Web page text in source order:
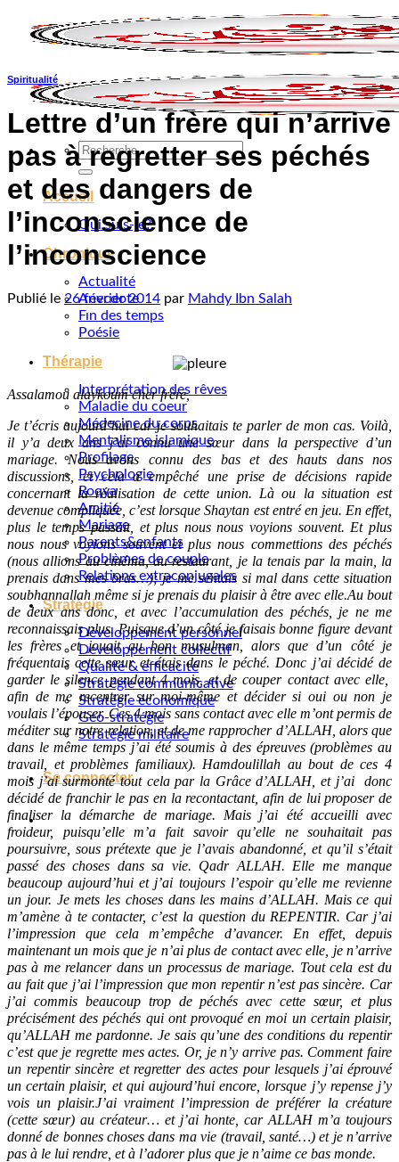
contenu
Recherche
pour :
Accueil
Qui suis-je?
Chronique
Actualité
Anecdote
Fın des temps
Poésie
Thérapie
Interprétation des rêves
Maladie du coeur
Médecine du corps
Mentalisme islamique
Profilage
Psychologie
Roqya
Amitié
Mariage
Parents&enfants
Problèmes de couple
Relations extraconjugales
Stratégie
Développement personnel
Développement collectif
Qualité & efficacité
Stratégie communicative
Stratégie économique
Géo-stratégie
Stratégie militaire
Se connecter
Spiritualité
Lettre d’un frère qui n’arrive
pas à regretter ses péchés
et des dangers de
l’inconscience de
l’inconscience
Publié le 26 février 2014 par Mahdy Ibn Salah
Assalamou alaykoum cher frère,
Je t’écris aujourd’hui car je souhaitais te parler de mon cas. Voilà,
il y’a deux ans j’ai connu une sœur dans la perspective d’un
mariage. Nous avons connu des bas et des hauts dans nos
discussions, et cela a empêché une prise de décisions rapide
concernant la réalisation de cette union. Là ou la situation est
devenue compliquée, c’est lorsque Shaytan est entré en jeu. En effet,
plus le temps passait, et plus nous nous voyions souvent. Et plus
nous nous voyions souvent et plus nous commettions des péchés
(nous allions au cinéma, au restaurant, je la tenais par la main, la
prenais dans mes bras…); je me sentais si mal dans cette situation
soubhannallah même si je prenais du plaisir à être avec elle.Au bout
de deux ans donc, et avec l’accumulation des péchés, je ne me
reconnaissais plus. Puisque d’un côté je faisais bonne figure devant
les frères et jouait au bon musulman, alors que d’un côté je
fréquentais cette sœur et étais dans le péché. Donc j’ai décidé de
garder le silence pendant 4 mois, et de couper contact avec elle,
afin de me recentrer sur moi-même et décider si oui ou non je
voulais l’épouser. Ces 4 mois sans contact avec elle m’ont permis de
méditer sur notre relation, et de me rapprocher d’ALLAH, alors que
dans le même temps j’ai été soumis à des épreuves (problèmes au
travail, et problèmes familiaux). Hamdoulillah au bout de ces 4
mois j’ai surmonté tout cela par la Grâce d’ALLAH, et j’ai donc
décidé de franchir le pas en la recontactant, afin de lui proposer de
finaliser la démarche de mariage. Mais j’ai été accueilli avec
froideur, puisqu’elle m’a fait savoir qu’elle ne souhaitait pas
poursuivre, sous prétexte que je l’avais abandonné, et qu’il s’était
passé des choses dans sa vie. Qadr ALLAH. Elle me manque
beaucoup aujourd’hui et j’ai toujours l’espoir qu’elle me revienne
un jour. Je mets les choses dans les mains d’ALLAH. Mais ce qui
m’amène à te contacter, c’est la question du REPENTIR. Car j’ai
l’impression que cela m’empêche d’avancer. En effet, depuis
maintenant un mois que je n’ai plus de contact avec elle, je n’arrive
pas à me relancer dans un processus de mariage. Tout cela est du
au fait que j’ai l’impression que mon repentir n’est pas sincère. Car
j’ai commis beaucoup trop de péchés avec cette sœur, et plus
précisément des péchés qui ont provoqué en moi un certain plaisir,
qu’ALLAH me pardonne. Je sais qu’une des conditions du repentir
c’est que je regrette mes actes. Or, je n’y arrive pas. Comment faire
un repentir sincère et regretter des actes pour lesquels j’ai éprouvé
un certain plaisir, et qui aujourd’hui encore, lorsque j’y repense j’y
vois un plaisir.J’ai vraiment l’impression de préférer la créature
(cette sœur) au créateur… et j’ai honte, car ALLAH m’a toujours
donné de bonnes choses dans ma vie (travail, santé…) et je n’arrive
pas à le lui rendre, et à l’adorer plus que je n’aime ce bas monde.